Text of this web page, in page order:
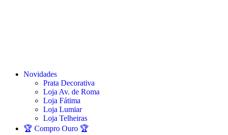
Novidades
Prata Decorativa
Loja Av. de Roma
Loja Fátima
Loja Lumiar
Loja Telheiras
🏆 Compro Ouro 🏆